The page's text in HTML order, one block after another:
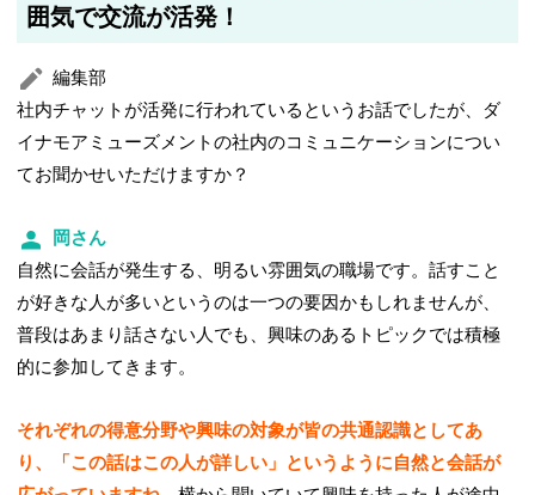
囲気で交流が活発！
編集部
社内チャットが活発に行われているというお話でしたが、ダ
イナモアミューズメントの社内のコミュニケーションについ
てお聞かせいただけますか？
岡さん
自然に会話が発生する、明るい雰囲気の職場です。話すこと
が好きな人が多いというのは一つの要因かもしれませんが、
普段はあまり話さない人でも、興味のあるトピックでは積極
的に参加してきます。
それぞれの得意分野や興味の対象が皆の共通認識としてあ
り、「この話はこの人が詳しい」というように自然と会話が